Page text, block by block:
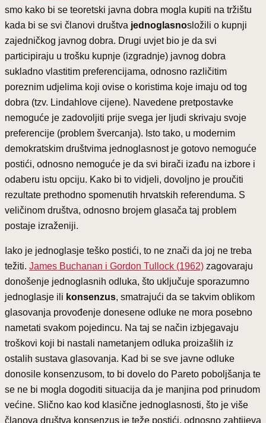
smo kako bi se teoretski javna dobra mogla kupiti na tržištu
kada bi se svi članovi društva jednoglasnosložili o kupnji
zajedničkog javnog dobra. Drugi uvjet bio je da svi
participiraju u trošku kupnje (izgradnje) javnog dobra
sukladno vlastitim preferencijama, odnosno različitim
poreznim udjelima koji ovise o koristima koje imaju od tog
dobra (tzv. Lindahlove cijene). Navedene pretpostavke
nemoguće je zadovoljiti prije svega jer ljudi skrivaju svoje
preferencije (problem švercanja). Isto tako, u modernim
demokratskim društvima jednoglasnost je gotovo nemoguće
postići, odnosno nemoguće je da svi birači izađu na izbore i
odaberu istu opciju. Kako bi to vidjeli, dovoljno je proučiti
rezultate prethodno spomenutih hrvatskih referenduma. S
veličinom društva, odnosno brojem glasača taj problem
postaje izraženiji.
Iako je jednoglasje teško postići, to ne znači da joj ne treba
težiti. James Buchanan i Gordon Tullock (1962) zagovaraju
donošenje jednoglasnih odluka, što uključuje sporazumno
jednoglasje ili konsenzus, smatrajući da se takvim oblikom
glasovanja provođenje donesene odluke ne mora posebno
nametati svakom pojedincu. Na taj se način izbjegavaju
troškovi koji bi nastali nametanjem odluka proizašlih iz
ostalih sustava glasovanja. Kad bi se sve javne odluke
donosile konsenzusom, to bi dovelo do Pareto poboljšanja te
se ne bi mogla dogoditi situacija da je manjina pod prinudom
većine. Slično kao kod klasične jednoglasnosti, što je više
članova društva konsenzus je teže postići, odnosno zahtijeva